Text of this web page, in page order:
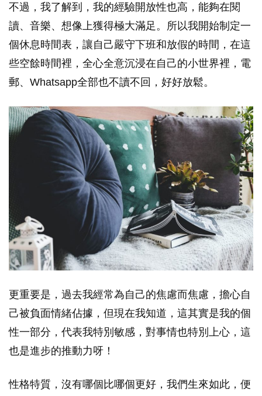
不過，我了解到，我的經驗開放性也高，能夠在閱
讀、音樂、想像上獲得極大滿足。所以我開始制定一
個休息時間表，讓自己嚴守下班和放假的時間，在這
些空餘時間裡，全心全意沉浸在自己的小世界裡，電
郵、Whatsapp全部也不讀不回，好好放鬆。
更重要是，過去我經常為自己的焦慮而焦慮，擔心自
己被負面情緒佔據，但現在我知道，這其實是我的個
性一部分，代表我特別敏感，對事情也特別上心，這
也是進步的推動力呀！
性格特質，沒有哪個比哪個更好，我們生來如此，便